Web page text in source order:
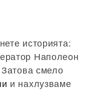
историята:
Наполеон
смело
и нахлузваме